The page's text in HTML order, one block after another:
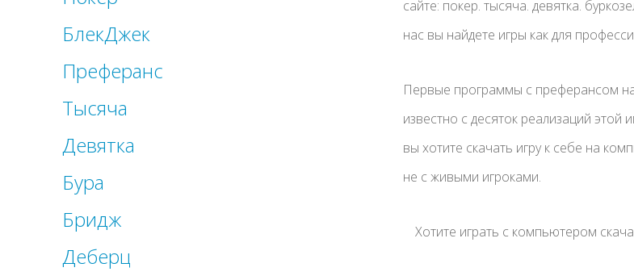
БлекДжек
Преферанс
Тысяча
Девятка
Бура
Бридж
Деберц
сайте: покер. тысяча. девятка.
нас вы найдете игры как для
Первые программы с преферансом
известно с десяток реализаций
вы хотите скачать игру к себе на
не с живыми игроками.
Хотите играть с компьютером